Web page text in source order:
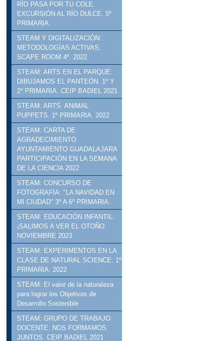
RÍO PASA POR TU COLE.
EXCURSIÓN AL RÍO DULCE. 5º
PRIMARIA.
STEAM Y DIGITALIZACIÓN:
METODOLOGÍAS ACTIVAS,
SCAPE ROOM 4º. 2022
STEAM: ARTS EN EL PARQUE:
DIBUJAMOS EL PANTEÓN. 1º Y
2º PRIMARIA. CEIP BADIEL 2021
STEAM: ARTS. ANIMAL
PUPPETS. 1º PRIMARIA. 2022
STEAM: CARTA DE
AGRADECIMIENTO
AYUNTAMIENTO GUADALAJARA
PARTICIPACIÓN EN LA SEMANA
DE LA CIENCIA 2022
STEAM: CONCURSO DE
FOTOGRAFÍA: "LA NAVIDAD EN
MI CIUDAD" 3º A 6º PRIMARIA.
STEAM: EDUCACIÓN INFANTIL:
¡SALIMOS A VER EL OTOÑO.
NOVIEMBRE 2023
STEAM: EXPERIMENTOS EN LA
CLASE DE NATURAL SCIENCE. 1º
PRIMARIA. 2022
STEAM: El valor de la naturaleza
para lograr los Objetivos de
Desarrollo Sostenible
STEAM: GRUPO DE TRABAJO
DOCENTE. NOS FORMAMOS
JUNTOS. CEIP BADIEL 2021